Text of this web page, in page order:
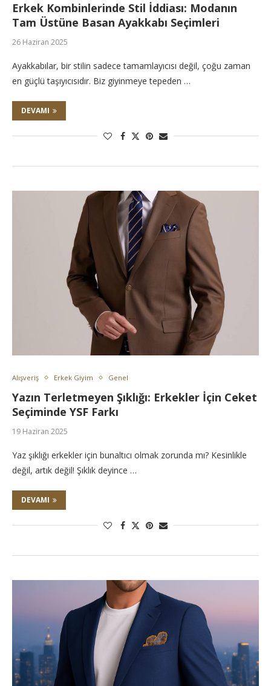
Erkek Kombinlerinde Stil İddiası: Modanın
Tam Üstüne Basan Ayakkabı Seçimleri
26 Haziran 2025
Ayakkabılar, bir stilin sadece tamamlayıcısı değil, çoğu zaman
en güçlü taşıyıcısıdır. Biz giyinmeye tepeden …
DEVAMI
Alışveriş Erkek Giyim Genel
Yazın Terletmeyen Şıklığı: Erkekler İçin Ceket
Seçiminde YSF Farkı
19 Haziran 2025
Yaz şıklığı erkekler için bunaltıcı olmak zorunda mı? Kesinlikle
değil, artık değil! Şıklık deyince …
DEVAMI